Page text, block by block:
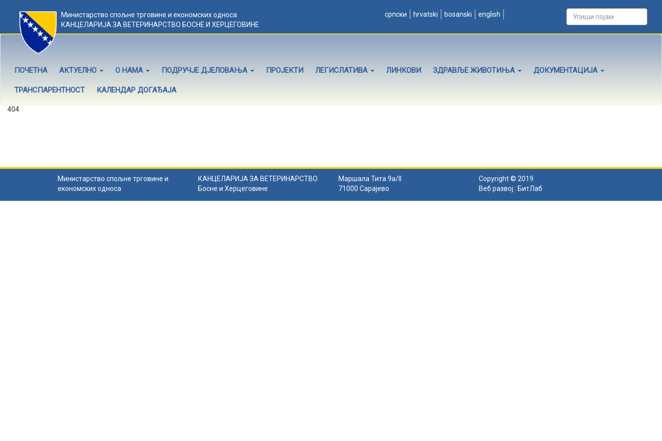
Министарство спољне трговине и економских односа
КАНЦЕЛАРИЈА ЗА ВЕТЕРИНАРСТВО БОСНЕ И ХЕРЦЕГОВИНЕ
српски hrvatski bosanski english
ПОЧЕТНА АКТУЕЛНО О НАМА ПОДРУЧЈЕ ДЈЕЛОВАЊА ПРОЈЕКТИ ЛЕГИСЛАТИВА ЛИНКОВИ ЗДРАВЉЕ ЖИВОТИЊА ДОКУМЕНТАЦИЈА
ТРАНСПАРЕНТНОСТ КАЛЕНДАР ДОГАЂАЈА
404
Министарство спољне трговине и
економских односа
КАНЦЕЛАРИЈА ЗА ВЕТЕРИНАРСТВО
Босне и Херцеговине
Маршала Тита 9а/II
71000 Сарајево
Copyright © 2019
Веб развој : БитЛаб